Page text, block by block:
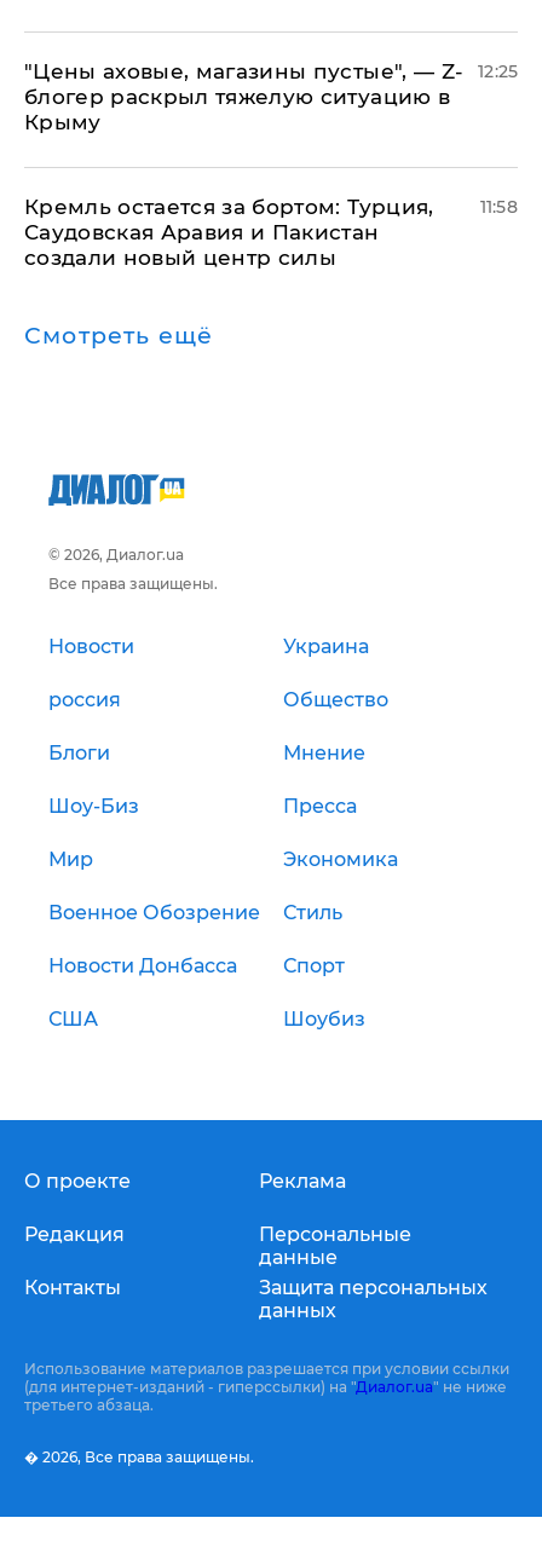
​"Цены аховые, магазины пустые", — Z-
блогер раскрыл тяжелую ситуацию в
Крыму
12:25
​Кремль остается за бортом: Турция,
Саудовская Аравия и Пакистан
создали новый центр силы
11:58
Смотреть ещё
© 2026, Диалог.ua
Все права защищены.
Новости Украина
россия Общество
Блоги Мнение
Шоу-Биз Пресса
Мир Экономика
Военное Обозрение Стиль
Новости Донбасса Спорт
США Шоубиз
О проекте
Редакция
Контакты
Реклама
Персональные
данные
Защита персональных
данных
Использование материалов разрешается при условии ссылки
(для интернет-изданий - гиперссылки) на "Диалог.ua" не ниже
третьего абзаца.
� 2026, Все права защищены.